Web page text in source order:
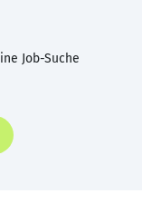
Job-Suche